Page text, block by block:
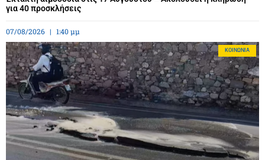
για 40 προσκλήσεις
07/08/2026 1:40 μμ
ΚΟΙΝΩΝΊΑ